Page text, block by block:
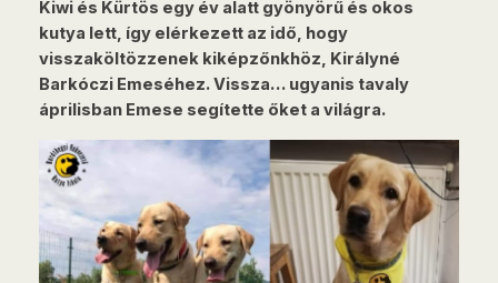
Kiwi és Kürtös egy év alatt gyönyörű és okos
kutya lett, így elérkezett az idő, hogy
visszaköltözzenek kiképzőnkhöz, Királyné
Barkóczi Emeséhez. Vissza… ugyanis tavaly
áprilisban Emese segítette őket a világra.